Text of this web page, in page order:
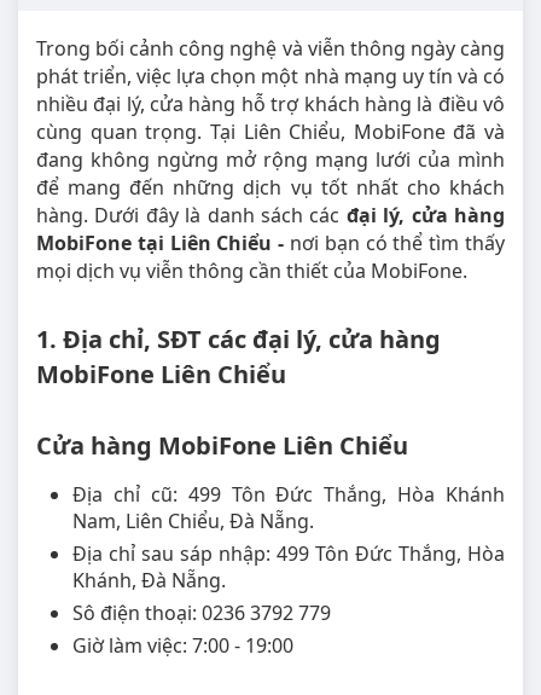
Trong bối cảnh công nghệ và viễn thông ngày càng
phát triển, việc lựa chọn một nhà mạng uy tín và có
nhiều đại lý, cửa hàng hỗ trợ khách hàng là điều vô
cùng quan trọng. Tại Liên Chiểu, MobiFone đã và
đang không ngừng mở rộng mạng lưới của mình
để mang đến những dịch vụ tốt nhất cho khách
hàng. Dưới đây là danh sách các đại lý, cửa hàng
MobiFone tại Liên Chiểu - nơi bạn có thể tìm thấy
mọi dịch vụ viễn thông cần thiết của MobiFone.
1. Địa chỉ, SĐT các đại lý, cửa hàng
MobiFone Liên Chiểu
Cửa hàng MobiFone Liên Chiểu
Địa chỉ cũ: 499 Tôn Đức Thắng, Hòa Khánh
Nam, Liên Chiểu, Đà Nẵng.
Địa chỉ sau sáp nhập: 499 Tôn Đức Thắng, Hòa
Khánh, Đà Nẵng.
Sô điện thoại: 0236 3792 779
Giờ làm việc: 7:00 - 19:00